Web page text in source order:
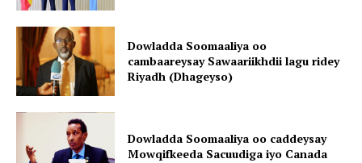
Dowladda Soomaaliya oo
cambaareysay Sawaariikhdii lagu ridey
Riyadh (Dhageyso)
Dowladda Soomaaliya oo caddeysay
Mowqifkeeda Sacuudiga iyo Canada